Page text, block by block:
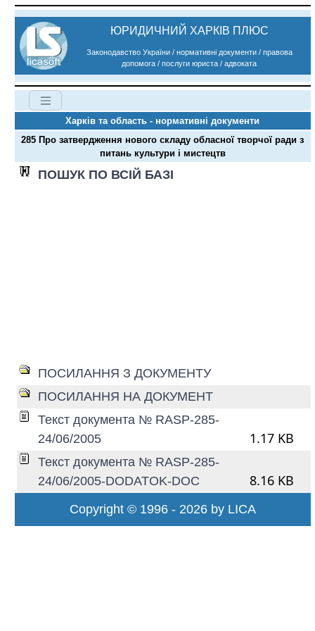
ЮРИДИЧНИЙ ХАРКІВ ПЛЮС
Законодавство України / нормативні документи / правова
допомога / послуги юриста / адвоката
Харків та область - нормативні документи
285 Про затвердження нового складу обласної творчої ради з
питань культури і мистецтв
ПОШУК ПО ВСІЙ БАЗІ
ПОСИЛАННЯ З ДОКУМЕНТУ
ПОСИЛАННЯ НА ДОКУМЕНТ
Текст документа № RASP-285-
24/06/2005
1.17 KB
Текст документа № RASP-285-
24/06/2005-DODATOK-DOC
8.16 KB
Copyright © 1996 - 2026 by LICA